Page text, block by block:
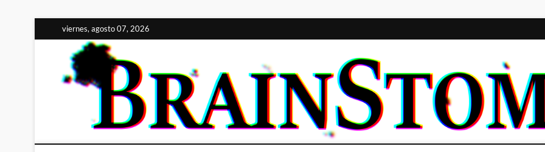
al
contenido
viernes, agosto 07, 2026